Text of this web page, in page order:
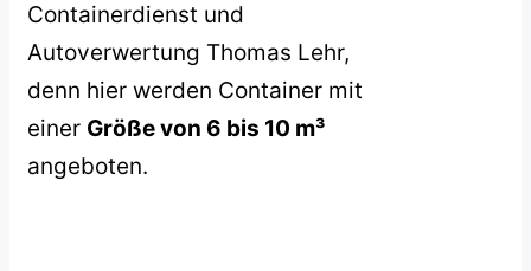
Containerdienst und
Autoverwertung Thomas Lehr,
denn hier werden Container mit
einer Größe von 6 bis 10 m³
angeboten.